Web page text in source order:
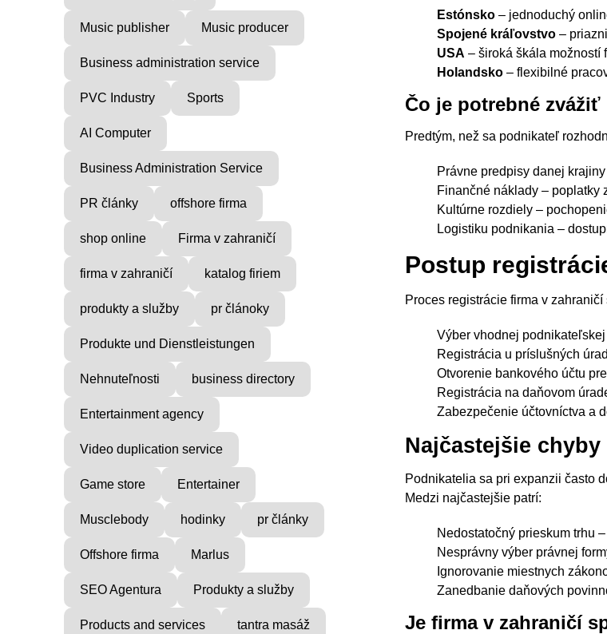
Music publisher Music producer
Business administration service
PVC Industry Sports
AI Computer
Business Administration Service
PR články offshore firma
shop online Firma v zahraničí
firma v zahraničí katalog firiem
produkty a služby pr článoky
Produkte und Dienstleistungen
Nehnuteľnosti business directory
Entertainment agency
Video duplication service
Game store Entertainer
Musclebody hodinky pr články
Offshore firma Marlus
SEO Agentura Produkty a služby
Products and services tantra masáž
Estónsko – jednoduchý
Spojené kráľovstvo –
USA – široká škála možností
Holandsko – flexibilné
Čo je potrebné
Predtým, než sa podnikateľ
Právne predpisy danej
Finančné náklady – poplatky
Kultúrne rozdiely –
Logistiku podnikania –
Postup
Proces registrácie firma v
Výber vhodnej
Registrácia u príslušných
Otvorenie bankového účtu
Registrácia na daňovom
Zabezpečenie účtovníctva a
Najčastejšie
Podnikatelia sa pri expanzii často
Medzi najčastejšie patrí:
Nedostatočný prieskum trhu
Nesprávny výber právnej
Ignorovanie miestnych
Zanedbanie daňových
Je firma v zahraničí